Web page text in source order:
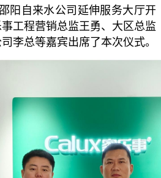
阳自来水公司延伸服务大厅开
工程营销总监王勇、大区总监
李总等嘉宾出席了本次仪式。